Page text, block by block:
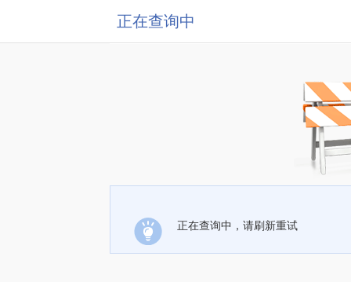
正在查询中
正在查询中，请刷新重试